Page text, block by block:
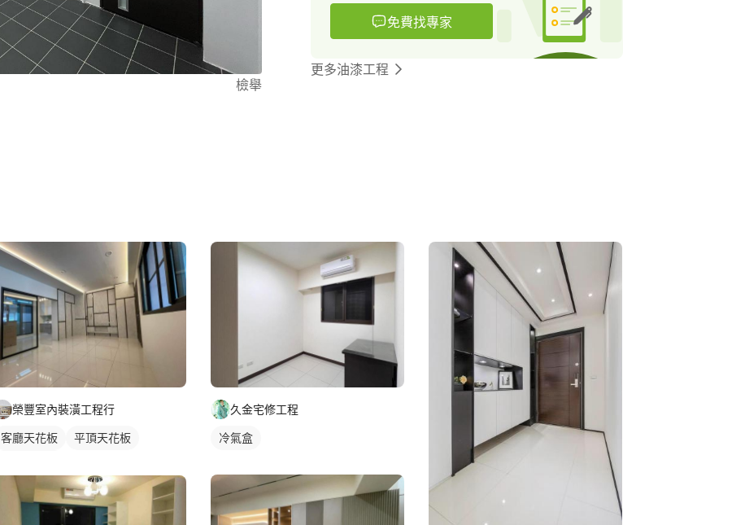
檢舉
免費找專家
更多油漆工程
榮豐室內裝潢工程行
客廳天花板
平頂天花板
久金宅修工程
冷氣盒